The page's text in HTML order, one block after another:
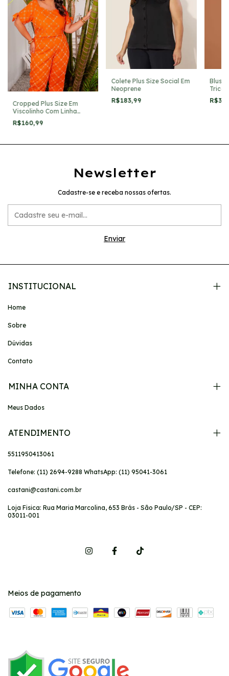
Cropped Plus Size Em
Viscolinho Com Linha
Bordada Em Floral
R$160,99
Colete Plus Size Social Em
Neoprene
R$183,99
Blusa
Tricô
Newsletter
Cadastre-se e receba nossas ofertas.
INSTITUCIONAL
Home
Sobre
Dúvidas
Contato
MINHA CONTA
Meus Dados
ATENDIMENTO
5511950413061
Telefone: (11) 2694-9288 WhatsApp: (11) 95041-3061
castani@castani.com.br
Loja Fisica: Rua Maria Marcolina, 653 Brás - São Paulo/SP - CEP:
03011-001
Meios de pagamento